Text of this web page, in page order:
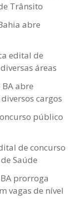
Trânsito
abre
edital de
áreas
abre
cargos
público
de concurso
Saúde
prorroga
vagas de nível